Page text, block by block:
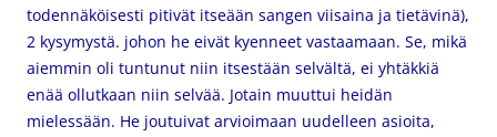
todennäköisesti pitivät itseään sangen viisaina ja tietävinä),
2 kysymystä. johon he eivät kyenneet vastaamaan. Se, mikä
aiemmin oli tuntunut niin itsestään selvältä, ei yhtäkkiä
enää ollutkaan niin selvää. Jotain muuttui heidän
mielessään. He joutuivat arvioimaan uudelleen asioita,